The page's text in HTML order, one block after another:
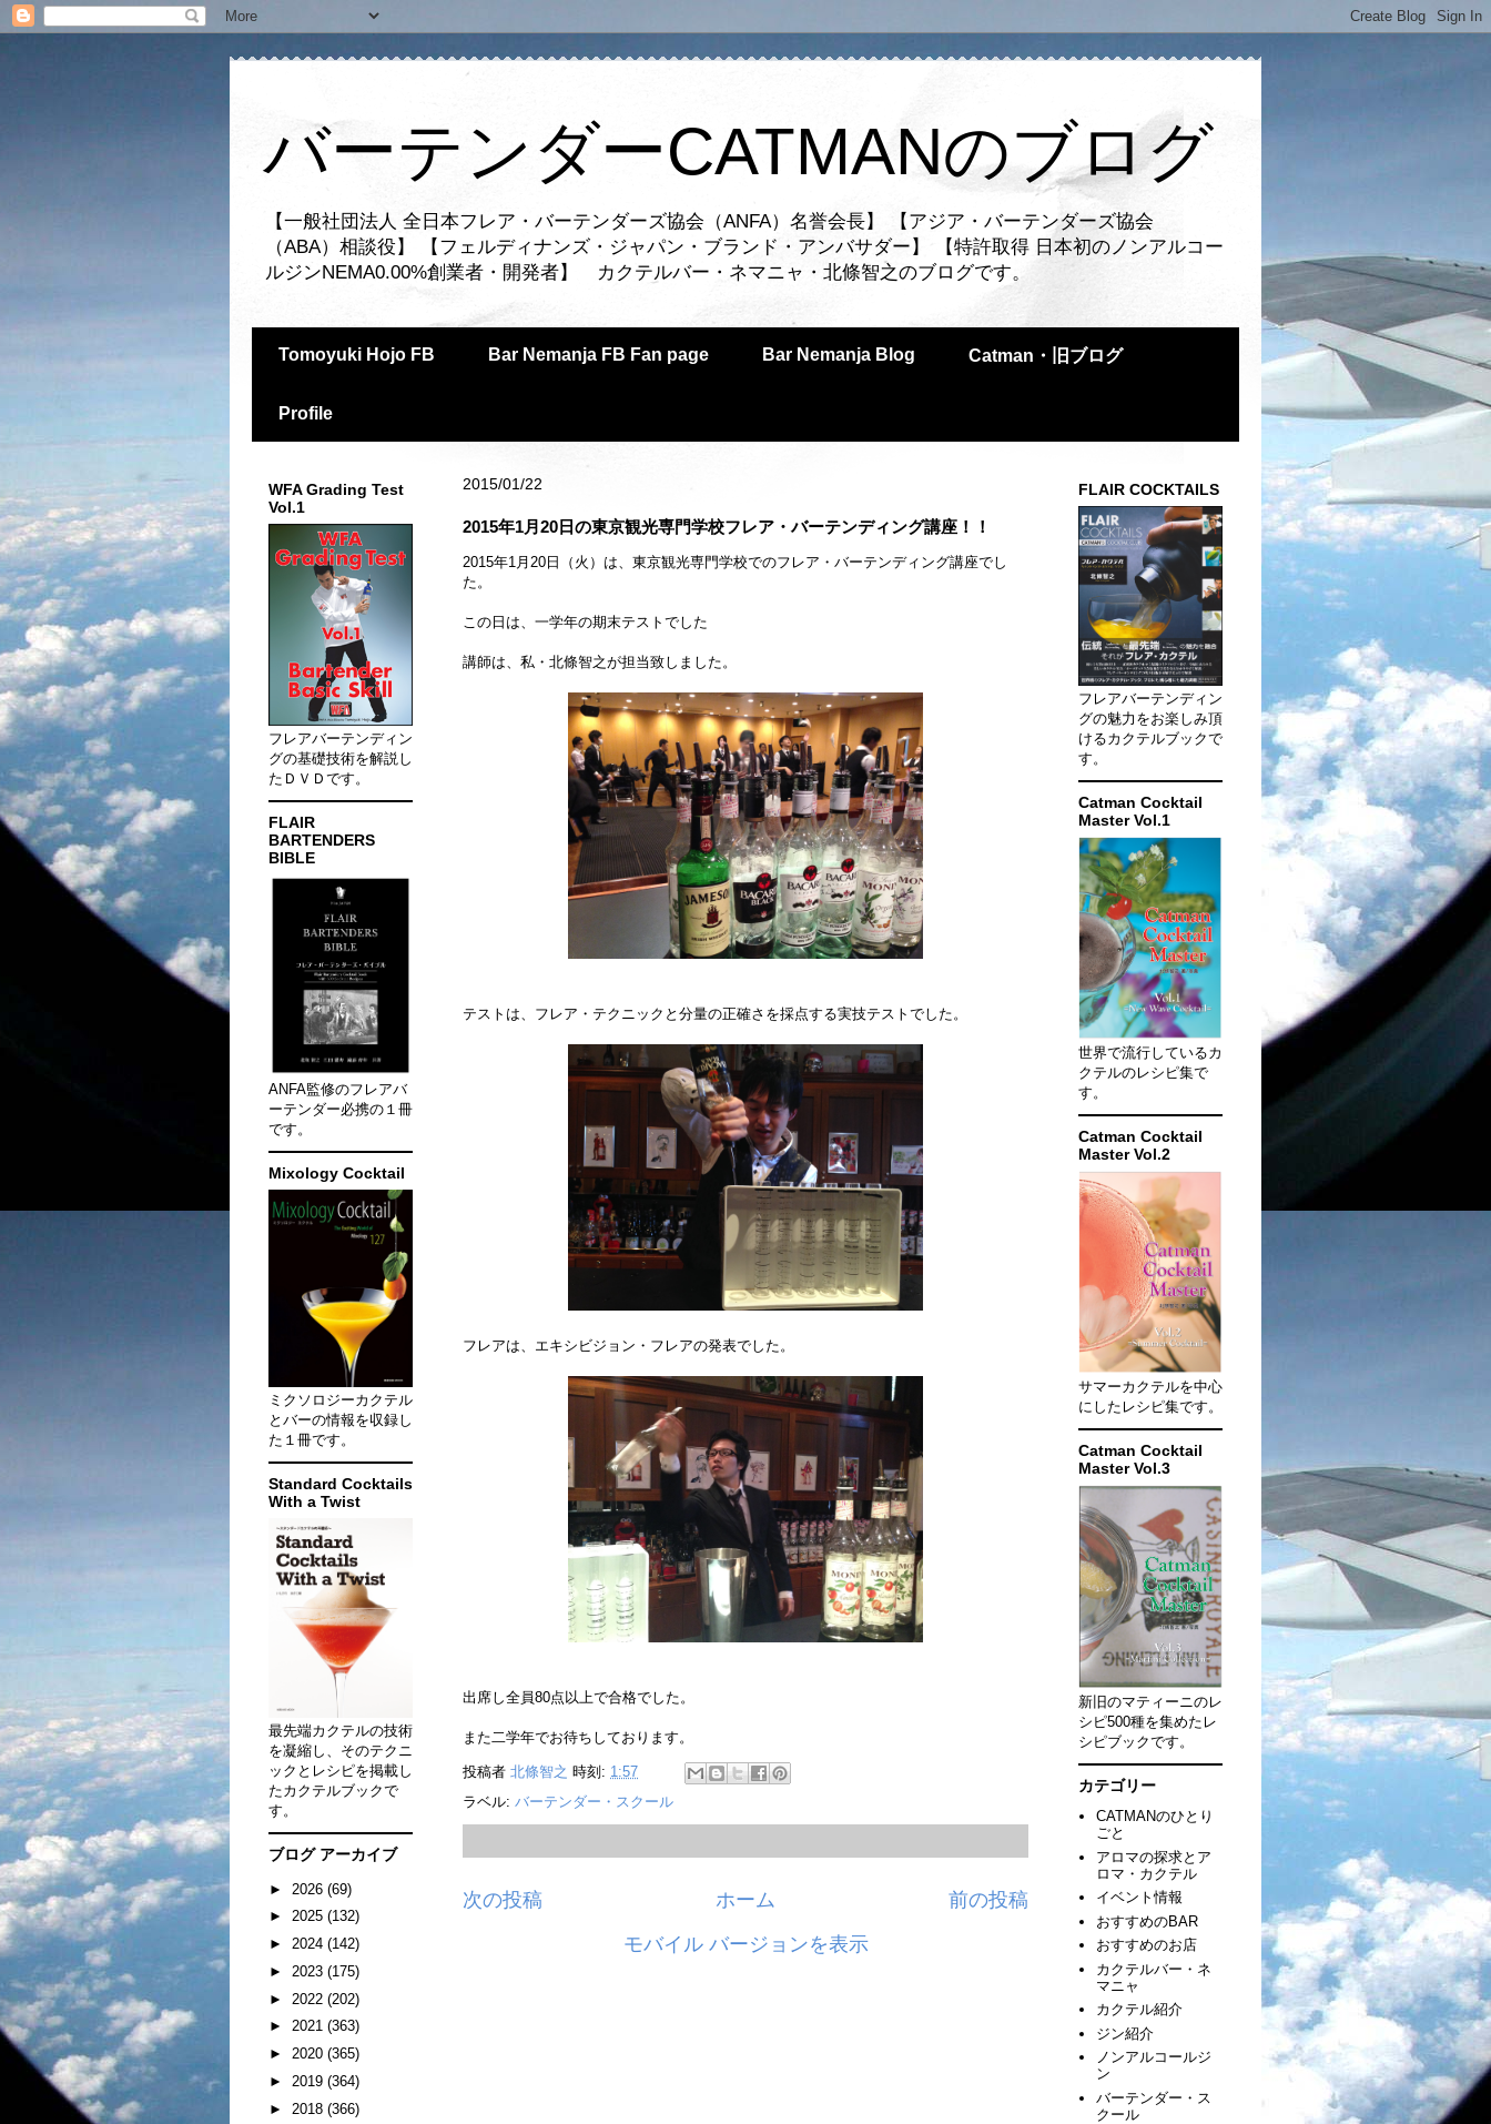
バーテンダーCATMANのブログ
【一般社団法人 全日本フレア・バーテンダーズ協会（ANFA）名誉会長】 【アジア・バーテンダーズ協会
（ABA）相談役】 【フェルディナンズ・ジャパン・ブランド・アンバサダー】 【特許取得 日本初のノンアルコー
ルジンNEMA0.00%創業者・開発者】 カクテルバー・ネマニャ・北條智之のブログです。
Tomoyuki Hojo FB Bar Nemanja FB Fan page Bar Nemanja Blog Catman・旧ブログ
Profile
2015/01/22
2015年1月20日の東京観光専門学校フレア・バーテンディング講座！！
2015年1月20日（火）は、東京観光専門学校でのフレア・バーテンディング講座でし
た。
この日は、一学年の期末テストでした
講師は、私・北條智之が担当致しました。
テストは、フレア・テクニックと分量の正確さを採点する実技テストでした。
フレアは、エキシビジョン・フレアの発表でした。
出席し全員80点以上で合格でした。
また二学年でお待ちしております。
投稿者 北條智之 時刻: 1:57
ラベル: バーテンダー・スクール
次の投稿 前の投稿
ホーム
モバイル バージョンを表示
WFA Grading Test
Vol.1
フレアバーテンディン
グの基礎技術を解説し
たＤＶＤです。
FLAIR
BARTENDERS
BIBLE
ANFA監修のフレアバ
ーテンダー必携の１冊
です。
Mixology Cocktail
ミクソロジーカクテル
とバーの情報を収録し
た１冊です。
Standard Cocktails
With a Twist
最先端カクテルの技術
を凝縮し、そのテクニ
ックとレシピを掲載し
たカクテルブックで
す。
ブログ アーカイブ
► 2026 (69)
► 2025 (132)
► 2024 (142)
► 2023 (175)
► 2022 (202)
► 2021 (363)
► 2020 (365)
► 2019 (364)
► 2018 (366)
FLAIR COCKTAILS
フレアバーテンディン
グの魅力をお楽しみ頂
けるカクテルブックで
す。
Catman Cocktail
Master Vol.1
世界で流行しているカ
クテルのレシピ集で
す。
Catman Cocktail
Master Vol.2
サマーカクテルを中心
にしたレシピ集です。
Catman Cocktail
Master Vol.3
新旧のマティーニのレ
シピ500種を集めたレ
シピブックです。
カテゴリー
CATMANのひとり
ごと
アロマの探求とア
ロマ・カクテル
イベント情報
おすすめのBAR
おすすめのお店
カクテルバー・ネ
マニャ
カクテル紹介
ジン紹介
ノンアルコールジ
ン
バーテンダー・ス
クール